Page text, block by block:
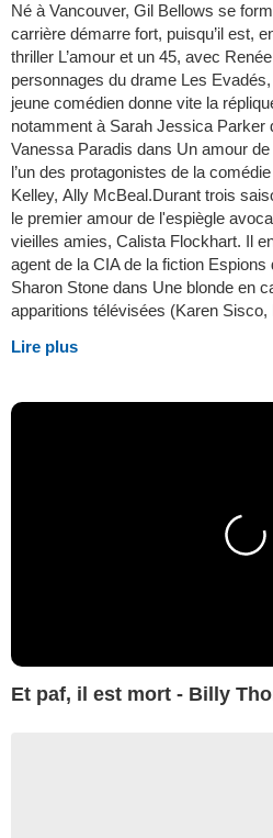
Né à Vancouver, Gil Bellows se
carrière démarre fort, puisqu’il est,
thriller L’amour et un 45, avec
personnages du drame Les
jeune comédien donne vite la
notamment à Sarah Jessica Parker
Vanessa Paradis dans Un amour
l’un des protagonistes de la
Kelley, Ally McBeal.Durant trois
le premier amour de l'espiègle
vieilles amies, Calista Flockhart. Il
agent de la CIA de la fiction Espions
Sharon Stone dans Une blonde en
apparitions télévisées (Karen Sisco,
Lire plus
Et paf, il est mort - Billy